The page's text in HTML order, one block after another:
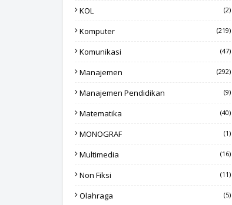
KOL (2)
Komputer (219)
Komunikasi (47)
Manajemen (292)
Manajemen Pendidikan (9)
Matematika (40)
MONOGRAF (1)
Multimedia (16)
Non Fiksi (11)
Olahraga (5)